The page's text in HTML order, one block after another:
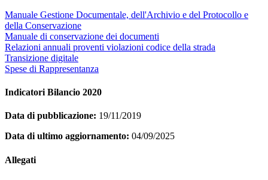
Manuale Gestione Documentale, dell'Archivio e del Protocollo e
della Conservazione
Manuale di conservazione dei documenti
Relazioni annuali proventi violazioni codice della strada
Transizione digitale
Spese di Rappresentanza
Indicatori Bilancio 2020
Data di pubblicazione: 19/11/2019
Data di ultimo aggiornamento: 04/09/2025
Allegati